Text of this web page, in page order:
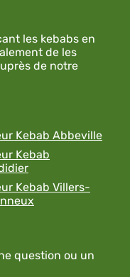
les kebabs en
de les
de notre
Kebab Abbeville
Kebab
Kebab Villers-
question ou un